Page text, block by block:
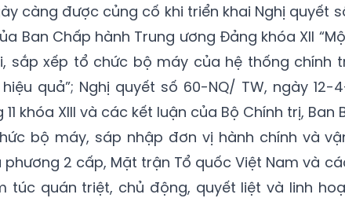
càng được củng cố khi triển khai Nghị quyết
Ban Chấp hành Trung ương Đảng khóa XII
sắp xếp tổ chức bộ máy của hệ thống chính
quả”; Nghị quyết số 60-NQ/ TW, ngày 12-
khóa XIII và các kết luận của Bộ Chính trị, Ban
bộ máy, sáp nhập đơn vị hành chính và
2 cấp, Mặt trận Tổ quốc Việt Nam và
túc quán triệt, chủ động, quyết liệt và linh